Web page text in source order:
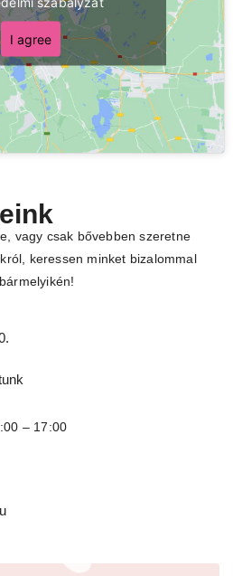
I agree
vagy csak bővebben szeretne
keressen minket bizalommal
– 17:00